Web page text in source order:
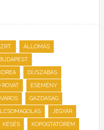
, ÁLLOMÁS ,
,
, DÍJSZABÁS ,
, ESEMÉNY ,
, GAZDASÁG ,
, JEGYÁR ,
KÉSÉS , KOPOGTATÓRÉM